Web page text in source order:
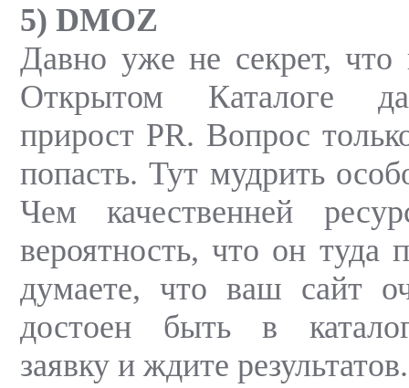
5) DMOZ
Давно уже не секрет, что
Открытом Каталоге
прирост PR. Вопрос
попасть. Тут мудрить
Чем качественней
вероятность, что он туда
думаете, что ваш сайт
достоен быть в
заявку и ждите результатов.